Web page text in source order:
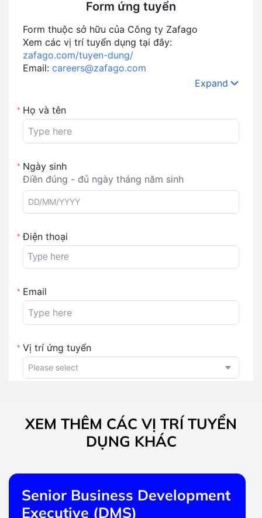
XEM THÊM CÁC VỊ TRÍ TUYỂN
DỤNG KHÁC
Senior Business Development
Executive (DMS)